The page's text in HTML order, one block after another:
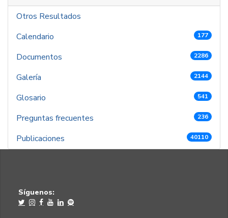
Otros Resultados
Calendario
177
Documentos 2286
Galería 2144
Glosario 541
Preguntas frecuentes 236
Publicaciones 40110
Síguenos: